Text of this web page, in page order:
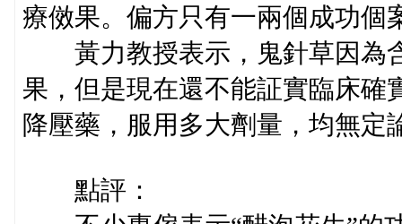
療傚果。偏方只有一兩個成功個
黃力教授表示，鬼針草因為
果，但是現在還不能証實臨床確
降壓藥，服用多大劑量，均無定
點評：